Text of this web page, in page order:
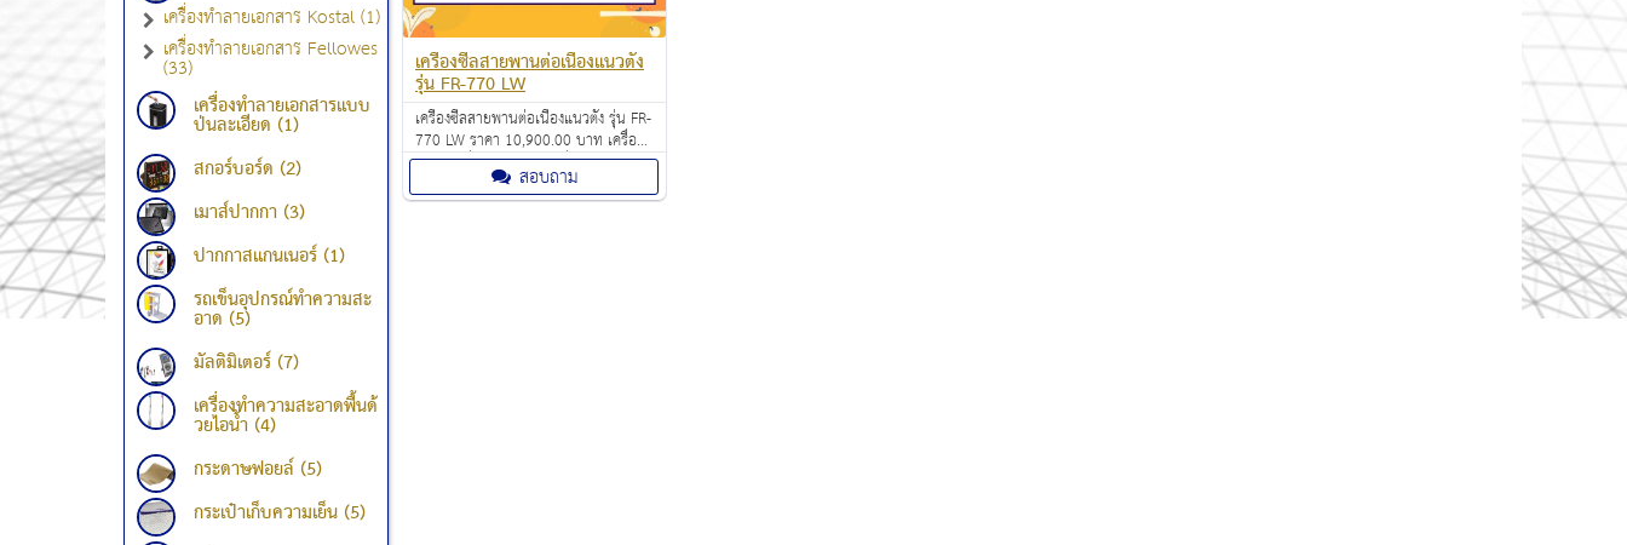
เครื่องทำลายเอกสาร Kostal (1)
เครื่องทำลายเอกสาร Fellowes
(33)
เครื่องทำลายเอกสารแบบ
ป่นละเอียด (1)
สกอร์บอร์ด (2)
เมาส์ปากกา (3)
ปากกาสแกนเนอร์ (1)
รถเข็นอุปกรณ์ทำความสะ
อาด (5)
มัลติมิเตอร์ (7)
เครื่องทำความสะอาดพื้นด้
วยไอน้ำ (4)
กระดาษฟอยล์ (5)
กระเป๋าเก็บความเย็น (5)
เครื่องซีลสายพานต่อเนื่องแนวตั้ง
รุ่น FR-770 LW
เครื่องซีลสายพานต่อเนื่องแนวตั้ง รุ่น FR-
770 LW ราคา 10,900.00 บาท เครื่อง
ซีลถุง เครื่องซีลปากถุง เครื่องปิดปากถุง
เครื่องซีลถุงพลาสติกสอบถาม